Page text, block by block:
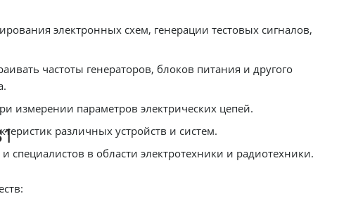
электронных схем, генерации тестовых сигналов,
частоты генераторов, блоков питания и другого
измерении параметров электрических цепей.
различных устройств и систем.
в области электротехники и радиотехники.